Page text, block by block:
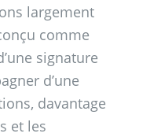
largement
comme
signature
d’une
davantage
et les